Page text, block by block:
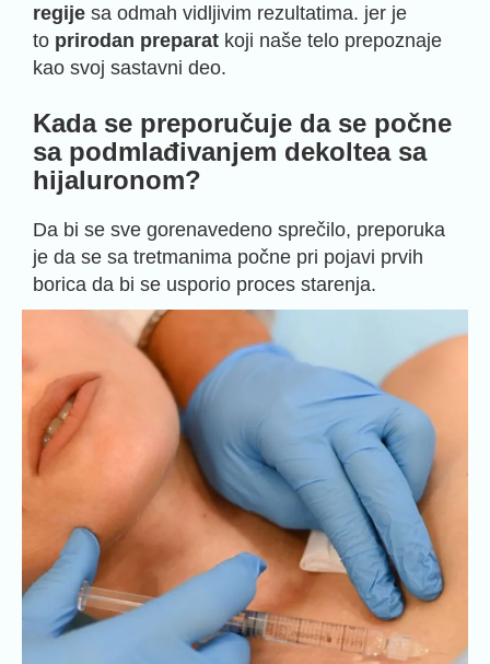
regije sa odmah vidljivim rezultatima. jer je
to prirodan preparat koji naše telo prepoznaje
kao svoj sastavni deo.
Kada se preporučuje da se počne
sa podmlađivanjem dekoltea sa
hijaluronom?
Da bi se sve gorenavedeno sprečilo, preporuka
je da se sa tretmanima počne pri pojavi prvih
borica da bi se usporio proces starenja.